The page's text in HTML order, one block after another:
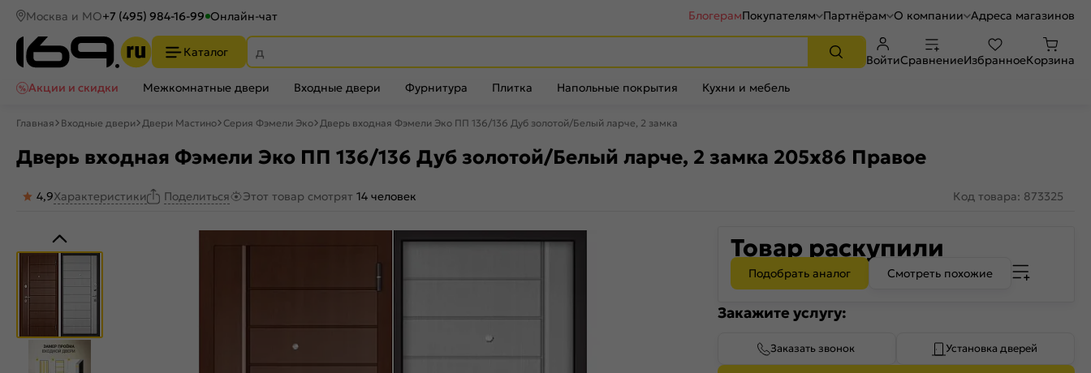
Москва и МО+7 (495) 984-16-99 Онлайн-чат БлогерамПокупателям Партнёрам О компании Адреса магазинов
Каталог
ВойтиСравнениеИзбранноеКорзина
Акции и скидки
Межкомнатные двери Входные двери Фурнитура Плитка Напольные покрытия Кухни и мебель
Главная Входные двери Двери Мастино Серия Фэмели Эко Дверь входная Фэмели Эко ПП 136/136 Дуб золотой/Белый ларче, 2 замка
Дверь входная Фэмели Эко ПП 136/136 Дуб золотой/Белый ларче, 2 замка 205x86 Правое
4,9Характеристики Поделиться Этот товар смотрят 14 человек Код товара: 873325
Товар раскупили
Подобрать аналог Смотреть похожие
Закажите услугу:
Заказать звонок Установка дверей